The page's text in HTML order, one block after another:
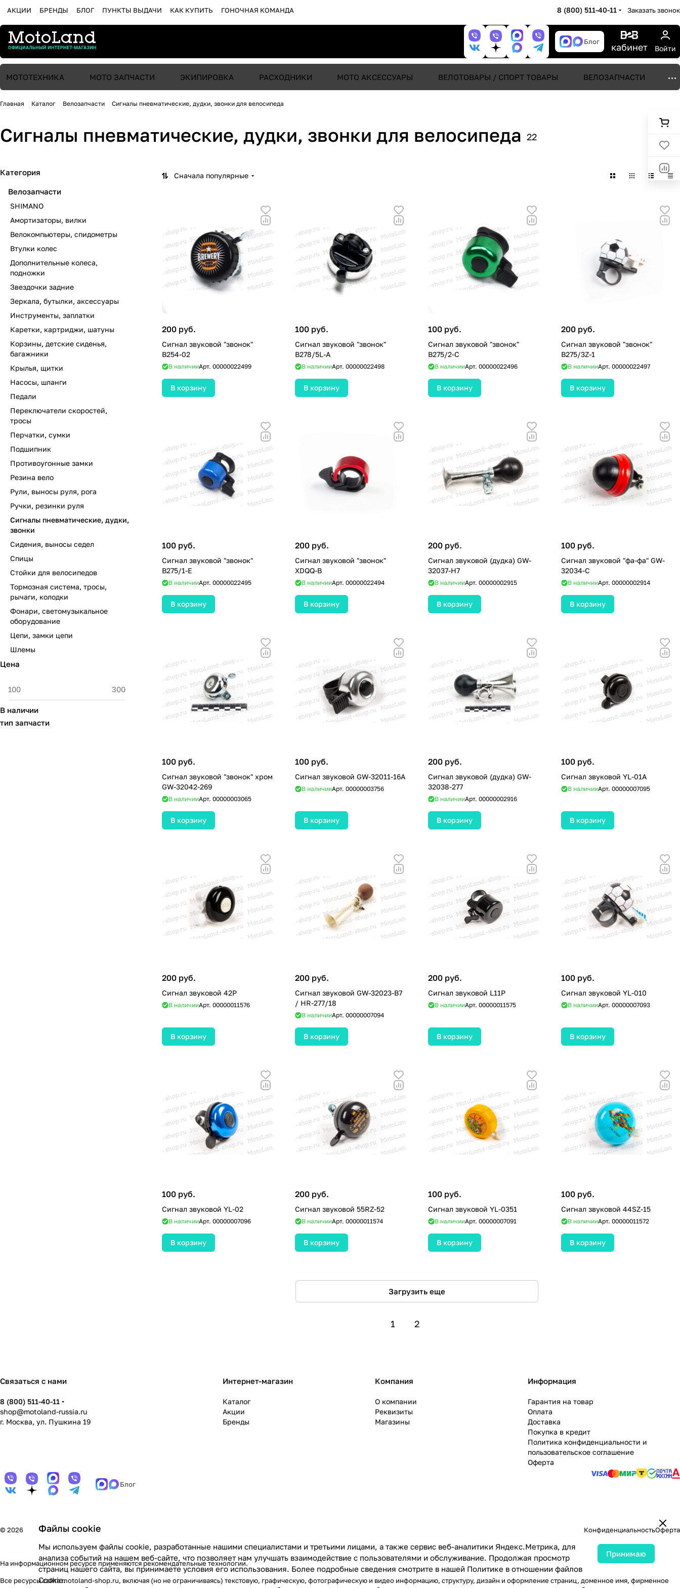
АКЦИИ БРЕНДЫ БЛОГ ПУНКТЫ ВЫДАЧИ КАК КУПИТЬ ГОНОЧНАЯ КОМАНДА 8 (800) 511-40-11 Заказать звонок
Блог кабинет Войти
МОТОТЕХНИКА МОТО ЗАПЧАСТИ ЭКИПИРОВКА РАСХОДНИКИ МОТО АКСЕССУАРЫ ВЕЛОТОВАРЫ / СПОРТ ТОВАРЫ ВЕЛОЗАПЧАСТИ
Главная Каталог Велозапчасти Сигналы пневматические, дудки, звонки для велосипеда
Сигналы пневматические, дудки, звонки для велосипеда 22
Сначала популярные
200 руб.
Сигнал звуковой "звонок"
B254-02
В наличииАрт. 00000022499
В корзину
100 руб.
Сигнал звуковой "звонок"
B278/5L-A
В наличииАрт. 00000022498
В корзину
100 руб.
Сигнал звуковой "звонок"
B275/2-С
В наличииАрт. 00000022496
В корзину
200 руб.
Сигнал звуковой "звонок"
B275/3Z-1
В наличииАрт. 00000022497
В корзину
100 руб.
Сигнал звуковой "звонок"
B275/1-E
В наличииАрт. 00000022495
В корзину
200 руб.
Сигнал звуковой "звонок"
XDQQ-B
В наличииАрт. 00000022494
В корзину
200 руб.
Сигнал звуковой (дудка) GW-
32037-Н7
В наличииАрт. 00000002915
В корзину
100 руб.
Сигнал звуковой "фа-фа" GW-
32034-С
В наличииАрт. 00000002914
В корзину
100 руб.
Сигнал звуковой "звонок" хром
GW-32042-269
В наличииАрт. 00000003065
В корзину
100 руб.
Сигнал звуковой GW-32011-16А
В наличииАрт. 00000003756
В корзину
200 руб.
Сигнал звуковой (дудка) GW-
32038-277
В наличииАрт. 00000002916
В корзину
100 руб.
Сигнал звуковой YL-01A
В наличииАрт. 00000007095
В корзину
200 руб.
Сигнал звуковой 42P
В наличииАрт. 00000011576
В корзину
200 руб.
Сигнал звуковой GW-32023-B7
/ HR-277/18
В наличииАрт. 00000007094
В корзину
200 руб.
Сигнал звуковой L11P
В наличииАрт. 00000011575
В корзину
100 руб.
Сигнал звуковой YL-010
В наличииАрт. 00000007093
В корзину
100 руб.
Сигнал звуковой YL-02
В наличииАрт. 00000007096
В корзину
200 руб.
Сигнал звуковой 55RZ-52
В наличииАрт. 00000011574
В корзину
100 руб.
Сигнал звуковой YL-0351
В наличииАрт. 00000007091
В корзину
100 руб.
Сигнал звуковой 44SZ-15
В наличииАрт. 00000011572
В корзину
Загрузить еще
1 2
Категория
Велозапчасти
SHIMANO
Амортизаторы, вилки
Велокомпьютеры, спидометры
Втулки колес
Дополнительные колеса,
подножки
Звездочки задние
Зеркала, бутылки, аксессуары
Инструменты, заплатки
Каретки, картриджи, шатуны
Корзины, детские сиденья,
багажники
Крылья, щитки
Насосы, шланги
Педали
Переключатели скоростей,
тросы
Перчатки, сумки
Подшипник
Противоугонные замки
Резина вело
Рули, выносы руля, рога
Ручки, резинки руля
Сигналы пневматические, дудки,
звонки
Сидения, выносы седел
Спицы
Стойки для велосипедов
Тормозная система, тросы,
рычаги, колодки
Фонари, светомузыкальное
оборудование
Цепи, замки цепи
Шлемы
Цена
В наличии
тип запчасти
Связаться с нами
8 (800) 511-40-11
shop@motoland-russia.ru
г. Москва, ул. Пушкина 19
Интернет-магазин
Каталог
Акции
Бренды
Компания
О компании
Реквизиты
Магазины
Информация
Гарантия на товар
Оплата
Доставка
Покупка в кредит
Политика конфиденциальности и
пользовательское соглашение
Оферта
Блог
© 2026 КонфиденциальностьОферта
На информационном ресурсе применяютсярекомендательные технологии.
Все ресурсы сайта motoland-shop.ru, включая (но не ограничиваясь) текстовую, графическую, фотографическую и видео информацию, структуру, дизайн и оформление страниц, доменное имя, фирменное
Файлы cookie
Мы используем файлы cookie, разработанные нашими специалистами и третьими лицами, а также сервис веб-аналитики Яндекс.Метрика, для
анализа событий на нашем веб-сайте, что позволяет нам улучшать взаимодействие с пользователями и обслуживание. Продолжая просмотр
страниц нашего сайта, вы принимаете условия его использования. Более подробные сведения смотрите в нашей Политике в отношении файлов
Cookie.
Принимаю